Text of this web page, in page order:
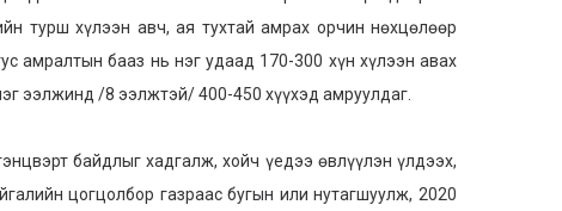
турш хүлээн авч, ая тухтай амрах орчин нөхцөлөөр
амралтын бааз нь нэг удаад 170-300 хүн хүлээн авах
ээлжинд /8 ээлжтэй/ 400-450 хүүхэд амруулдаг.
байдлыг хадгалж, хойч үедээ өвлүүлэн үлдээх,
цогцолбор газраас бугын или нутагшуулж, 2020